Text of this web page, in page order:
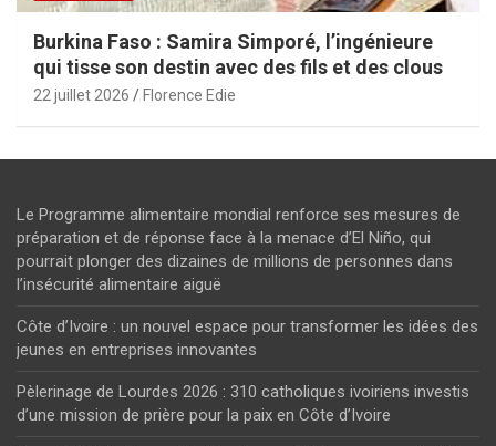
Burkina Faso : Samira Simporé, l’ingénieure
qui tisse son destin avec des fils et des clous
22 juillet 2026 Florence Edie
Le Programme alimentaire mondial renforce ses mesures de
préparation et de réponse face à la menace d’El Niño, qui
pourrait plonger des dizaines de millions de personnes dans
l’insécurité alimentaire aiguë
Côte d’Ivoire : un nouvel espace pour transformer les idées des
jeunes en entreprises innovantes
Pèlerinage de Lourdes 2026 : 310 catholiques ivoiriens investis
d’une mission de prière pour la paix en Côte d’Ivoire